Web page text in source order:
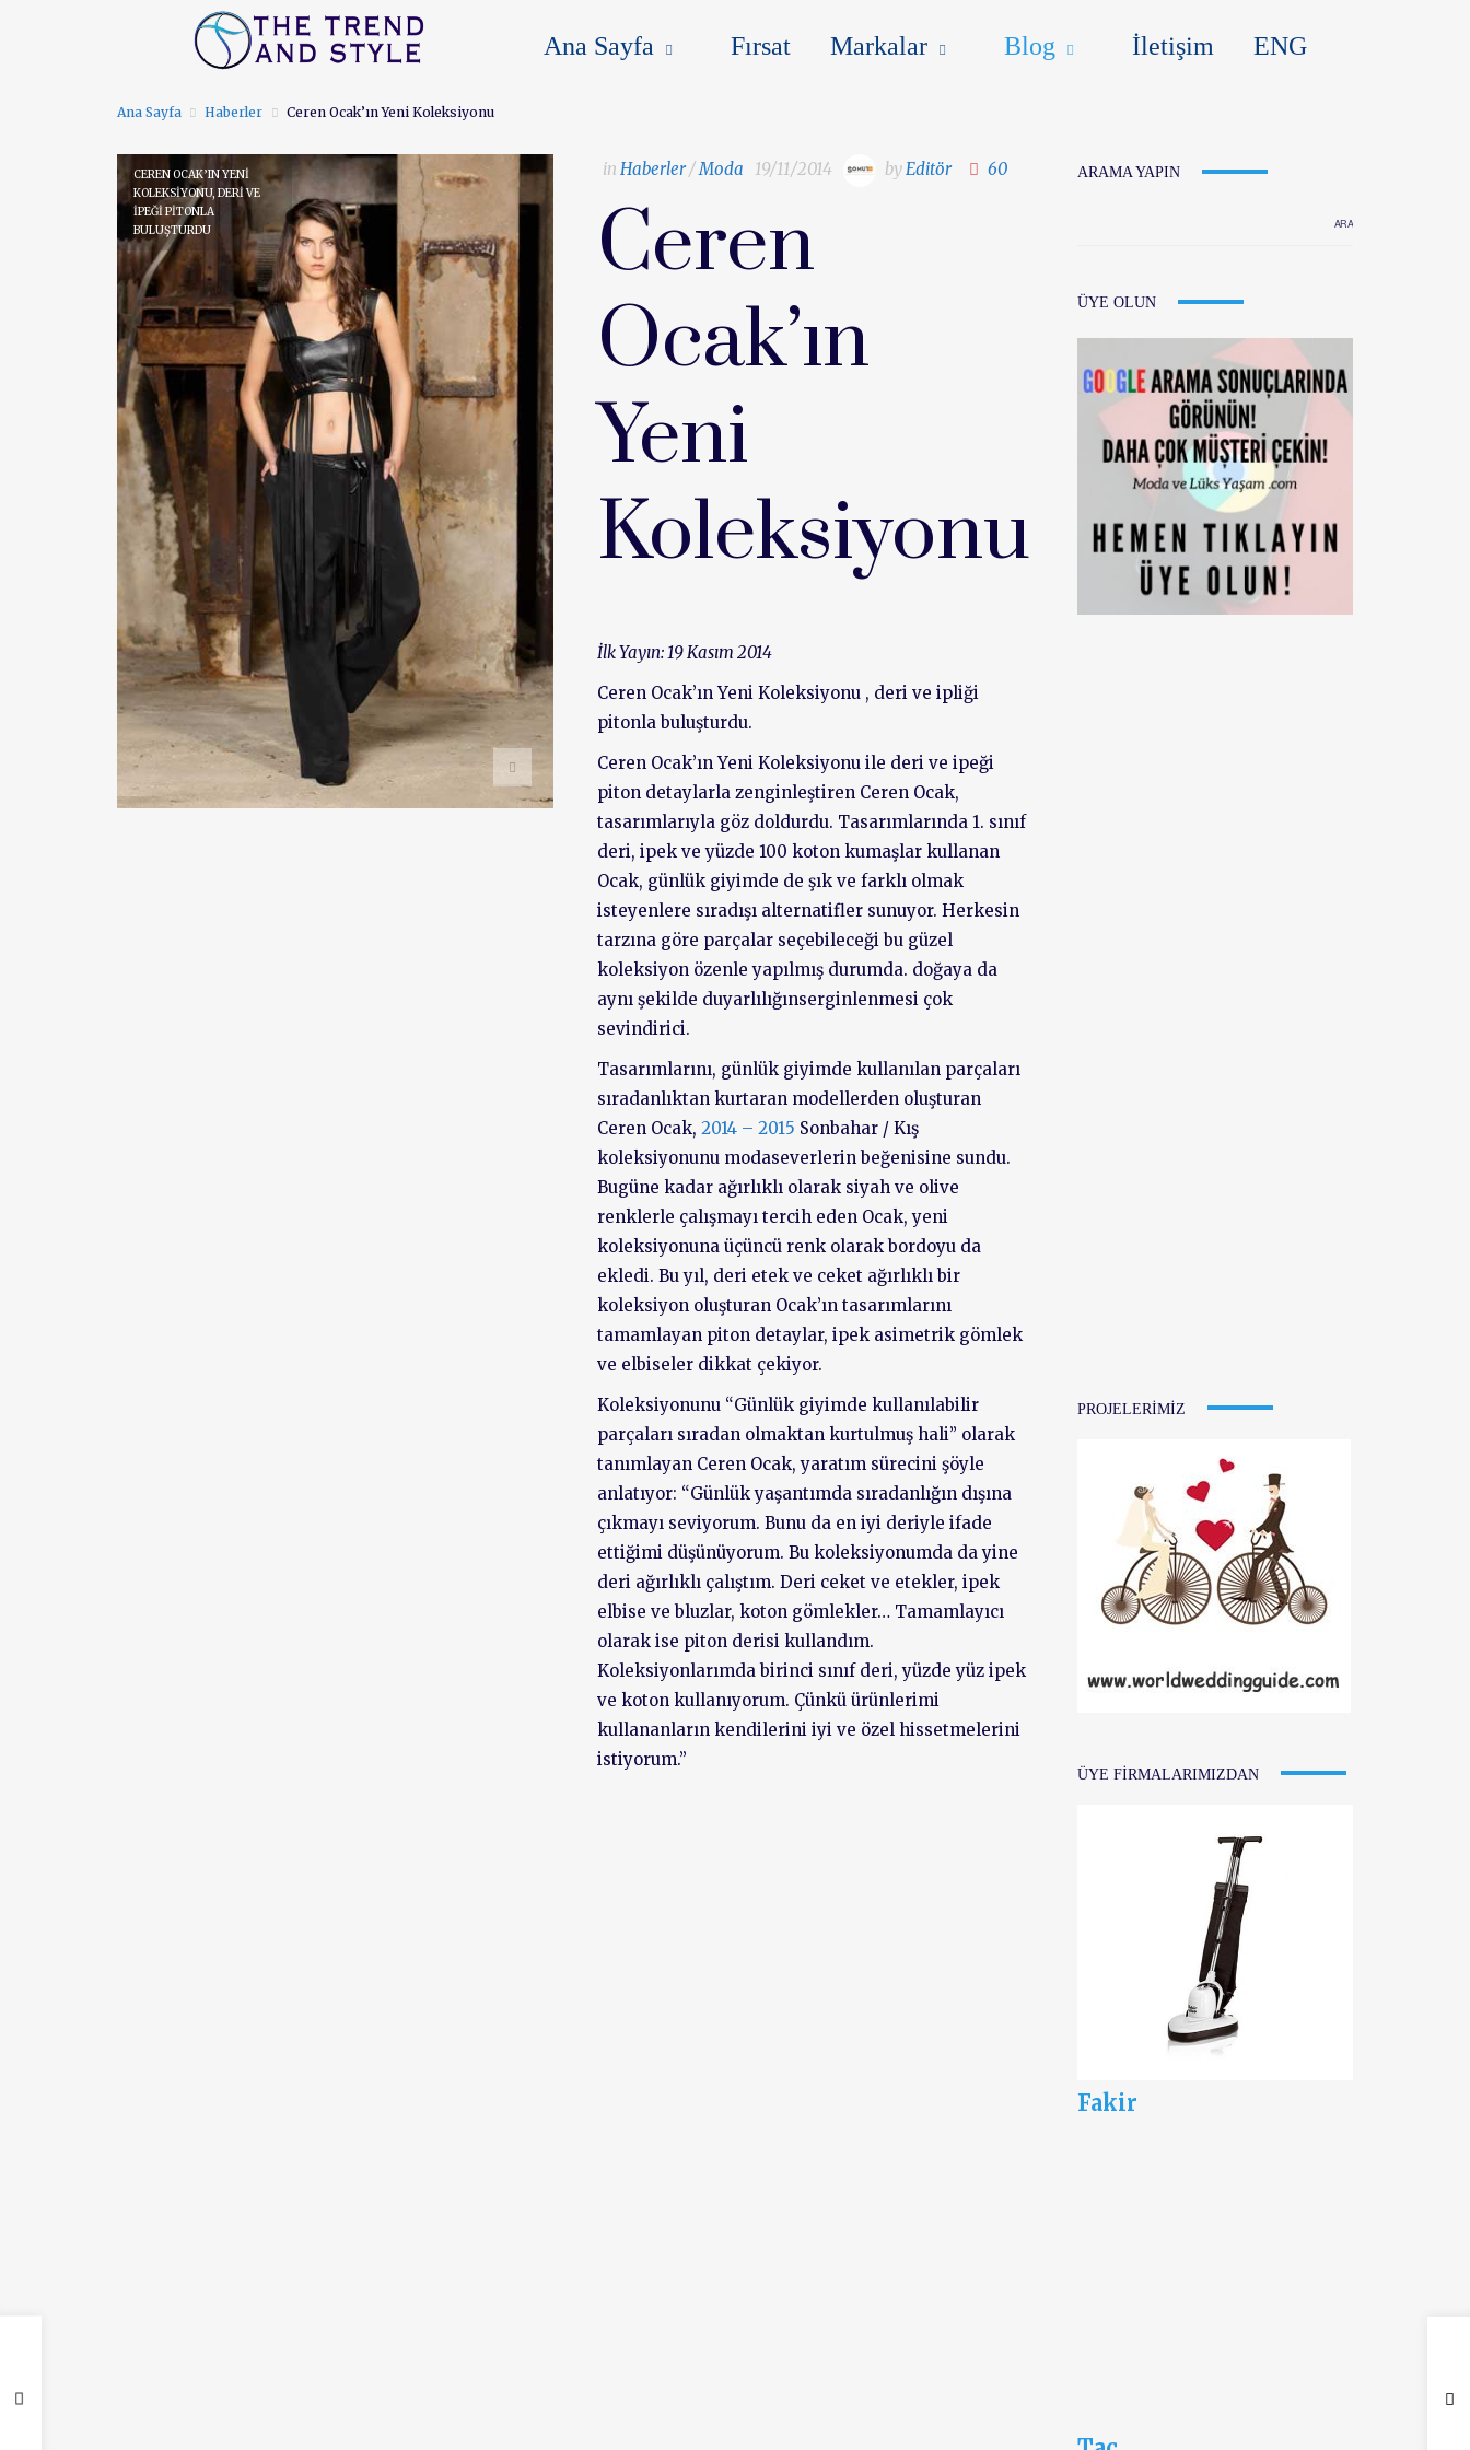
ANA SAYFA FIRSAT MARKALAR BLOG İLETIŞIM ENG
Ana Sayfa Fırsat Markalar Blog İletişim ENG
Ana Sayfa Haberler Ceren Ocak’ın Yeni Koleksiyonu
CEREN OCAK’IN YENİ
KOLEKSİYONU, DERİ VE
İPEĞİ PİTONLA
BULUŞTURDU
in Haberler/Moda 19/11/2014 byEditör 60
Ceren
Ocak’ın
Yeni
Koleksiyonu
İlk Yayın: 19 Kasım 2014
Ceren Ocak’ın Yeni Koleksiyonu , deri ve ipliği
pitonla buluşturdu.
Ceren Ocak’ın Yeni Koleksiyonu ile deri ve ipeği
piton detaylarla zenginleştiren Ceren Ocak,
tasarımlarıyla göz doldurdu. Tasarımlarında 1. sınıf
deri, ipek ve yüzde 100 koton kumaşlar kullanan
Ocak, günlük giyimde de şık ve farklı olmak
isteyenlere sıradışı alternatifler sunuyor. Herkesin
tarzına göre parçalar seçebileceği bu güzel
koleksiyon özenle yapılmış durumda. doğaya da
aynı şekilde duyarlılığınserginlenmesi çok
sevindirici.
Tasarımlarını, günlük giyimde kullanılan parçaları
sıradanlıktan kurtaran modellerden oluşturan
Ceren Ocak, 2014 – 2015 Sonbahar / Kış
koleksiyonunu modaseverlerin beğenisine sundu.
Bugüne kadar ağırlıklı olarak siyah ve olive
renklerle çalışmayı tercih eden Ocak, yeni
koleksiyonuna üçüncü renk olarak bordoyu da
ekledi. Bu yıl, deri etek ve ceket ağırlıklı bir
koleksiyon oluşturan Ocak’ın tasarımlarını
tamamlayan piton detaylar, ipek asimetrik gömlek
ve elbiseler dikkat çekiyor.
Koleksiyonunu “Günlük giyimde kullanılabilir
parçaları sıradan olmaktan kurtulmuş hali” olarak
tanımlayan Ceren Ocak, yaratım sürecini şöyle
anlatıyor: “Günlük yaşantımda sıradanlığın dışına
çıkmayı seviyorum. Bunu da en iyi deriyle ifade
ettiğimi düşünüyorum. Bu koleksiyonumda da yine
deri ağırlıklı çalıştım. Deri ceket ve etekler, ipek
elbise ve bluzlar, koton gömlekler… Tamamlayıcı
olarak ise piton derisi kullandım.
Koleksiyonlarımda birinci sınıf deri, yüzde yüz ipek
ve koton kullanıyorum. Çünkü ürünlerimi
kullananların kendilerini iyi ve özel hissetmelerini
istiyorum.”
ARAMA YAPIN
ÜYE OLUN
PROJELERIMIZ
ÜYE FIRMALARIMIZDAN
Fakir